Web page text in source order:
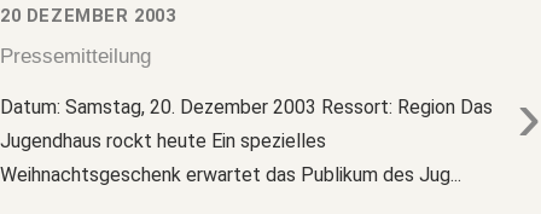
20 DEZEMBER 2003
Pressemitteilung
›
Datum: Samstag, 20. Dezember 2003 Ressort: Region Das
Jugendhaus rockt heute Ein spezielles
Weihnachtsgeschenk erwartet das Publikum des Jug...